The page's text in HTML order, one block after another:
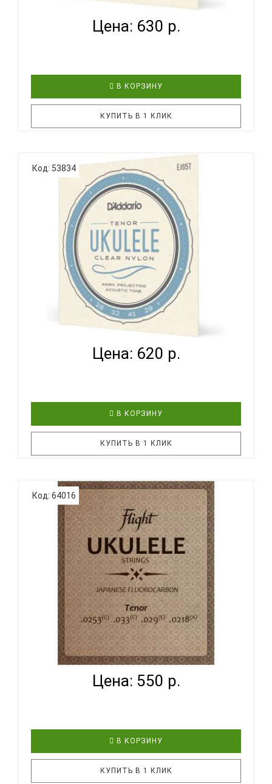
Цена: 630 р.
В КОРЗИНУ
КУПИТЬ В 1 КЛИК
Струны D'Addario для укулеле из нейлона. Струны
D'Addario EJ53S разработаны для применения на
всех гавайских укулеле размера сопрано.
Комплект оптимизирован для стандартной
настройки GCEA. Струны D’Addario для укулеле
доступны в широком диапазоне ..
Код: 53834
D'ADDARIO EJ65 T - СТРУНЫ ДЛЯ УКУЛЕЛЕ ТЕНОР...
Цена: 620 р.
В КОРЗИНУ
КУПИТЬ В 1 КЛИК
Струны D'Addario для укулеле из нейлона. Струны
D'Addario EJ65T разработаны для применения на
гавайских укулеле размера тенор. Комплект
оптимизирован для стандартного строя GCEA.
Струны D’Addario для укулеле доступны в широком
диапазоне калибров д..
Код: 64016
FLIGHT FUST-100 - СТРУНЫ ДЛЯ УКУЛЕЛЕ ТЕНОР...
Цена: 550 р.
В КОРЗИНУ
КУПИТЬ В 1 КЛИК